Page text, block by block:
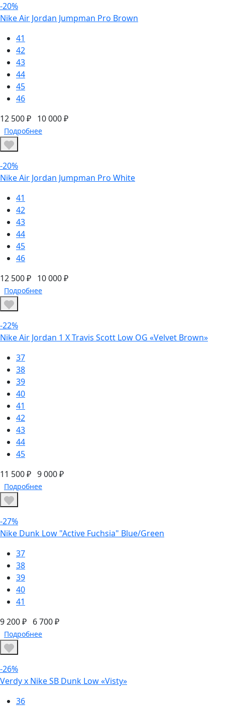
-20%
Nike Air Jordan Jumpman Pro Brown
41
42
43
44
45
46
12 500 ₽ 10 000 ₽
Подробнее
-20%
Nike Air Jordan Jumpman Pro White
41
42
43
44
45
46
12 500 ₽ 10 000 ₽
Подробнее
-22%
Nike Air Jordan 1 X Travis Scott Low OG «Velvet Brown»
37
38
39
40
41
42
43
44
45
11 500 ₽ 9 000 ₽
Подробнее
-27%
Nike Dunk Low "Active Fuchsia" Blue/Green
37
38
39
40
41
9 200 ₽ 6 700 ₽
Подробнее
-26%
Verdy x Nike SB Dunk Low «Visty»
36